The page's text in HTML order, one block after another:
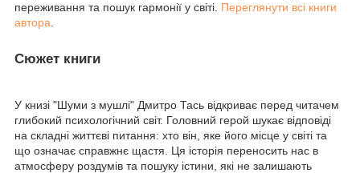
переживання та пошук гармонії у світі. Переглянути всі книги
автора.
Сюжет книги
У книзі "Шуми з мушлі" Дмитро Тась відкриває перед читачем
глибокий психологічний світ. Головний герой шукає відповіді
на складні життєві питання: хто він, яке його місце у світі та
що означає справжнє щастя. Ця історія переносить нас в
атмосферу роздумів та пошуку істини, які не залишають